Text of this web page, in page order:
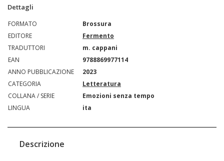
Dettagli
FORMATO
Brossura
EDITORE
Fermento
TRADUTTORI
m. cappani
EAN
9788869977114
ANNO PUBBLICAZIONE
2023
CATEGORIA
Letteratura
COLLANA / SERIE
Emozioni senza tempo
LINGUA
ita
Descrizione